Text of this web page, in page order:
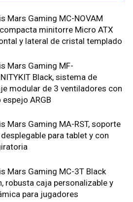
Mars Gaming MC-NOVAM
minitorre Micro ATX
y lateral de cristal templado
Mars Gaming MF-
Black, sistema de
modular de 3 ventiladores con
ARGB
Mars Gaming MA-RST, soporte
para tablet y con
Mars Gaming MC-3T Black
robusta caja personalizable y
para jugadores